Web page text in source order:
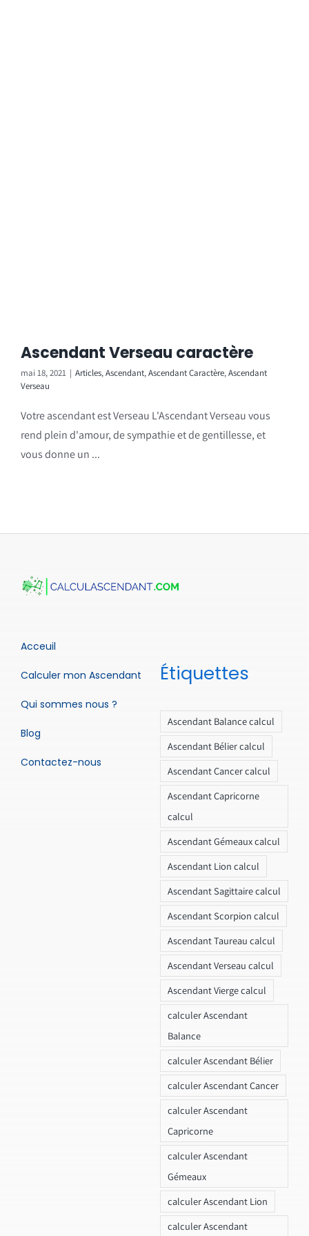
Ascendant Verseau caractère
mai 18, 2021 | Articles,Ascendant,Ascendant Caractère,Ascendant
Verseau
Votre ascendant est Verseau L'Ascendant Verseau vous
rend plein d'amour, de sympathie et de gentillesse, et
vous donne un ...
Acceuil
Calculer mon Ascendant
Qui sommes nous ?
Blog
Contactez-nous
Étiquettes
Ascendant Balance calcul
Ascendant Bélier calcul
Ascendant Cancer calcul
Ascendant Capricorne
calcul
Ascendant Gémeaux calcul
Ascendant Lion calcul
Ascendant Sagittaire calcul
Ascendant Scorpion calcul
Ascendant Taureau calcul
Ascendant Verseau calcul
Ascendant Vierge calcul
calculer Ascendant
Balance
calculer Ascendant Bélier
calculer Ascendant Cancer
calculer Ascendant
Capricorne
calculer Ascendant
Gémeaux
calculer Ascendant Lion
calculer Ascendant